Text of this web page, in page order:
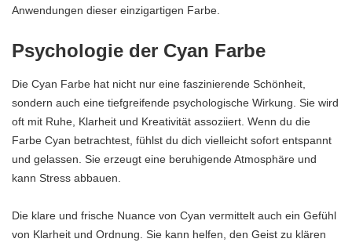
Anwendungen dieser einzigartigen Farbe.
Psychologie der Cyan Farbe
Die Cyan Farbe hat nicht nur eine faszinierende Schönheit,
sondern auch eine tiefgreifende psychologische Wirkung. Sie wird
oft mit Ruhe, Klarheit und Kreativität assoziiert. Wenn du die
Farbe Cyan betrachtest, fühlst du dich vielleicht sofort entspannt
und gelassen. Sie erzeugt eine beruhigende Atmosphäre und
kann Stress abbauen.
Die klare und frische Nuance von Cyan vermittelt auch ein Gefühl
von Klarheit und Ordnung. Sie kann helfen, den Geist zu klären